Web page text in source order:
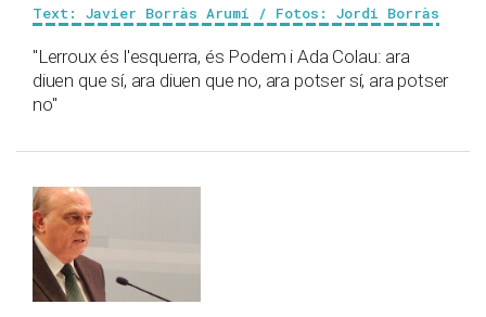
Text: Javier Borràs Arumí / Fotos: Jordi Borràs
"Lerroux és l'esquerra, és Podem i Ada Colau: ara
diuen que sí, ara diuen que no, ara potser sí, ara potser
no"